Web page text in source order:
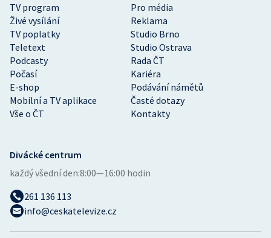
TV program
Pro média
Živé vysílání
Reklama
TV poplatky
Studio Brno
Teletext
Studio Ostrava
Podcasty
Rada ČT
Počasí
Kariéra
E-shop
Podávání námětů
Mobilní a TV aplikace
Časté dotazy
Vše o ČT
Kontakty
Divácké centrum
každý všední den:8:00—16:00 hodin
261 136 113
info@ceskatelevize.cz